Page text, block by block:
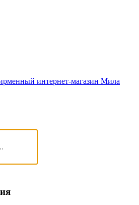
интернет-магазин Мила